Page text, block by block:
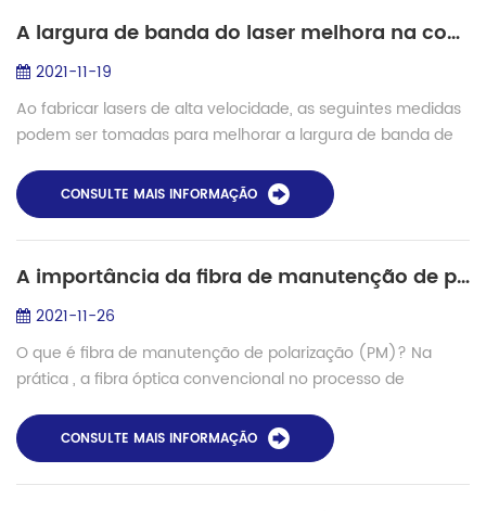
A largura de banda do laser melhora na comunicação por fibra
2021-11-19
Ao fabricar lasers de alta velocidade, as seguintes medidas
podem ser tomadas para melhorar a largura de banda de
multiquântica de tensão (com...
CONSULTE MAIS INFORMAÇÃO
A importância da fibra de manutenção de polarização (PM)
2021-11-26
O que é fibra de manutenção de polarização (PM)? Na
prática , a fibra óptica convencional no processo de
motivos, de modo que a espessura da fibra nã...
CONSULTE MAIS INFORMAÇÃO